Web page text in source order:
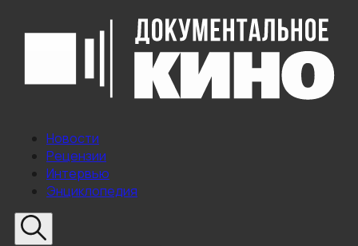
Новости
Рецензии
Интервью
Энциклопедия